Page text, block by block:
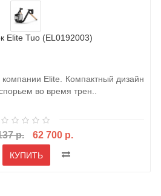
Elite Tuo (EL0192003)
Elite. Компактный дизайн
во время трен..
р. 62 700 р.
КУПИТЬ